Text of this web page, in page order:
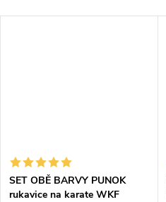
SET OBĚ BARVY PUNOK
rukavice na karate WKF